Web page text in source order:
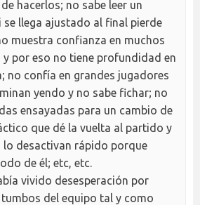
hacerlos; no sabe leer un
se llega ajustado al final pierde
muestra confianza en muchos
y por eso no tiene profundidad en
no confía en grandes jugadores
yendo y no sabe fichar; no
ensayadas para un cambio de
que dé la vuelta al partido y
lo desactivan rápido porque
de él; etc, etc.
vivido desesperación por
del equipo tal y como